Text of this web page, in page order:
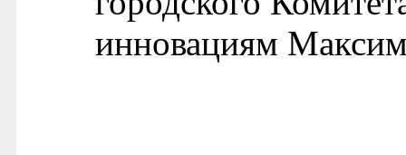
инновациям